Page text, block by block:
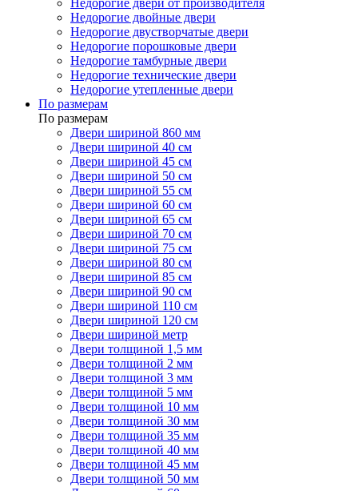
Недорогие двери от производителя
Недорогие двойные двери
Недорогие двустворчатые двери
Недорогие порошковые двери
Недорогие тамбурные двери
Недорогие технические двери
Недорогие утепленные двери
По размерам
По размерам
Двери шириной 860 мм
Двери шириной 40 см
Двери шириной 45 см
Двери шириной 50 см
Двери шириной 55 см
Двери шириной 60 см
Двери шириной 65 см
Двери шириной 70 см
Двери шириной 75 см
Двери шириной 80 см
Двери шириной 85 см
Двери шириной 90 см
Двери шириной 110 см
Двери шириной 120 см
Двери шириной метр
Двери толщиной 1,5 мм
Двери толщиной 2 мм
Двери толщиной 3 мм
Двери толщиной 5 мм
Двери толщиной 10 мм
Двери толщиной 30 мм
Двери толщиной 35 мм
Двери толщиной 40 мм
Двери толщиной 45 мм
Двери толщиной 50 мм